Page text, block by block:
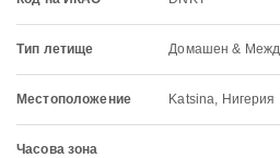
Тип летище Домашен &
Местоположение Katsina, Нигерия
Часова зона